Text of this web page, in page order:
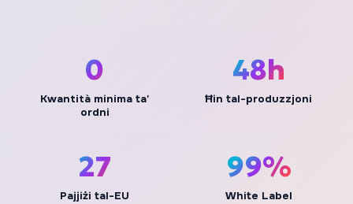
0
Kwantità minima ta'
ordni
48h
Ħin tal-produzzjoni
27
Pajjiżi tal-EU
100%
White Label